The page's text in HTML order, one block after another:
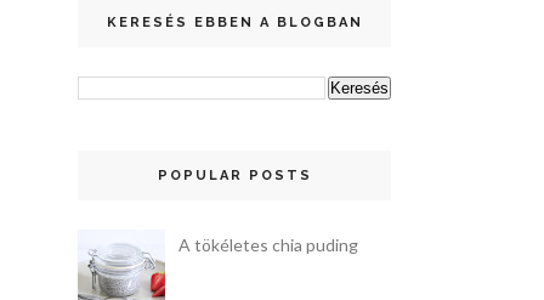
KERESÉS EBBEN A BLOGBAN
POPULAR POSTS
A tökéletes chia puding